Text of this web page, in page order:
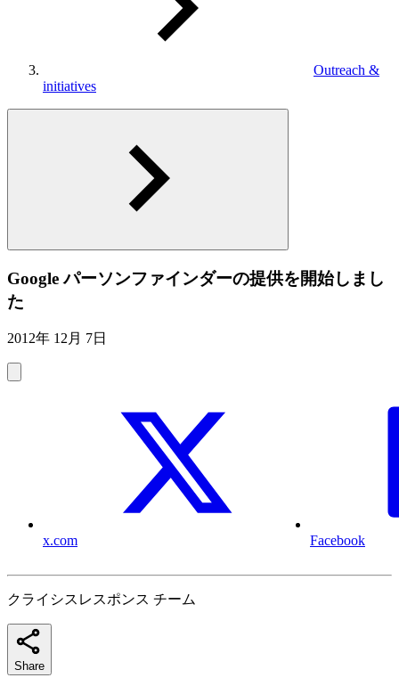
Outreach &
initiatives
Google パーソンファインダーの提供を開始しまし
た
2012年 12月 7日
x.com Facebook
クライシスレスポンス チーム
Share